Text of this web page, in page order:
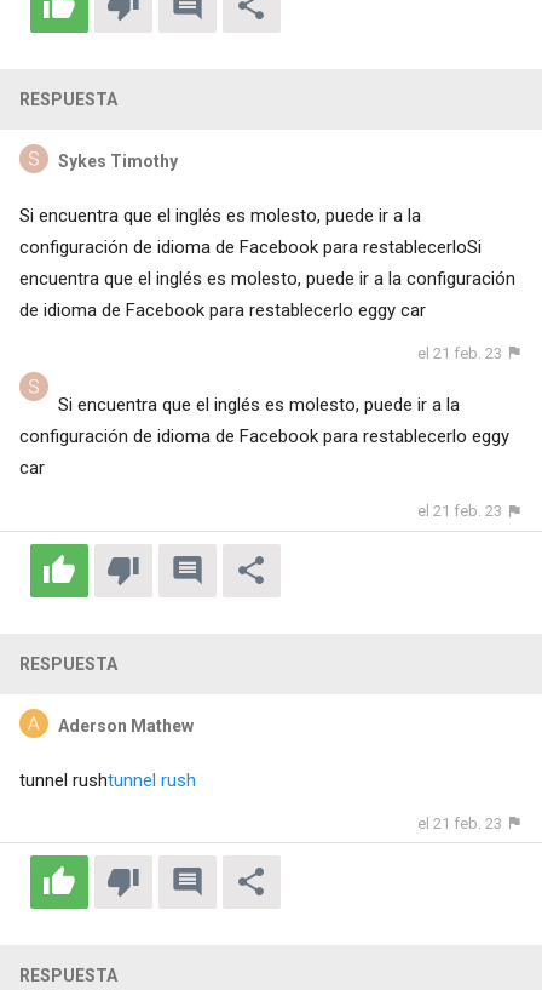
RESPUESTA
Sykes Timothy
Si encuentra que el inglés es molesto, puede ir a la
configuración de idioma de Facebook para restablecerloSi
encuentra que el inglés es molesto, puede ir a la configuración
de idioma de Facebook para restablecerlo eggy car
el 21 feb. 23
Si encuentra que el inglés es molesto, puede ir a la
configuración de idioma de Facebook para restablecerlo eggy
car
el 21 feb. 23
RESPUESTA
Aderson Mathew
tunnel rushtunnel rush
el 21 feb. 23
RESPUESTA